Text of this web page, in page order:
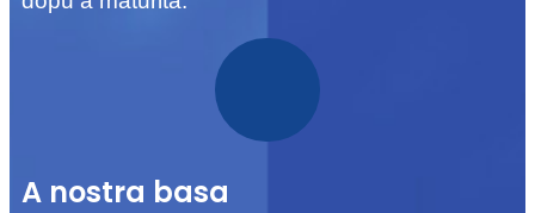
A nostra basa